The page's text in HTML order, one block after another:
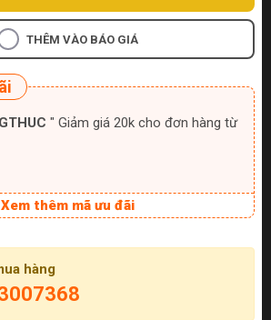
THÊM VÀO BÁO GIÁ
" Giảm giá 20k cho đơn hàng từ
Xem thêm mã ưu đãi
hàng